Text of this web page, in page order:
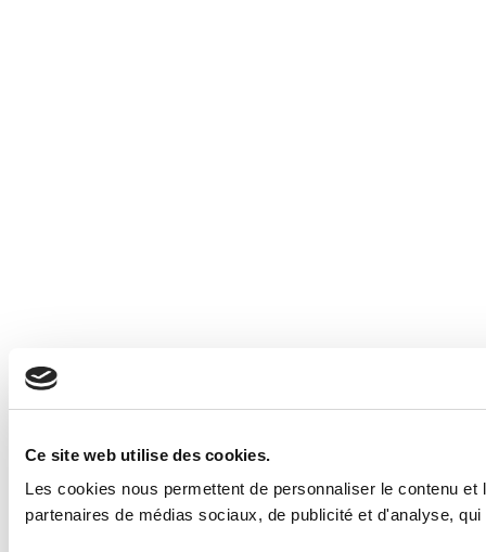
Ce site web utilise des cookies.
Les cookies nous permettent de personnaliser le contenu
partenaires de médias sociaux, de publicité et d'analyse,